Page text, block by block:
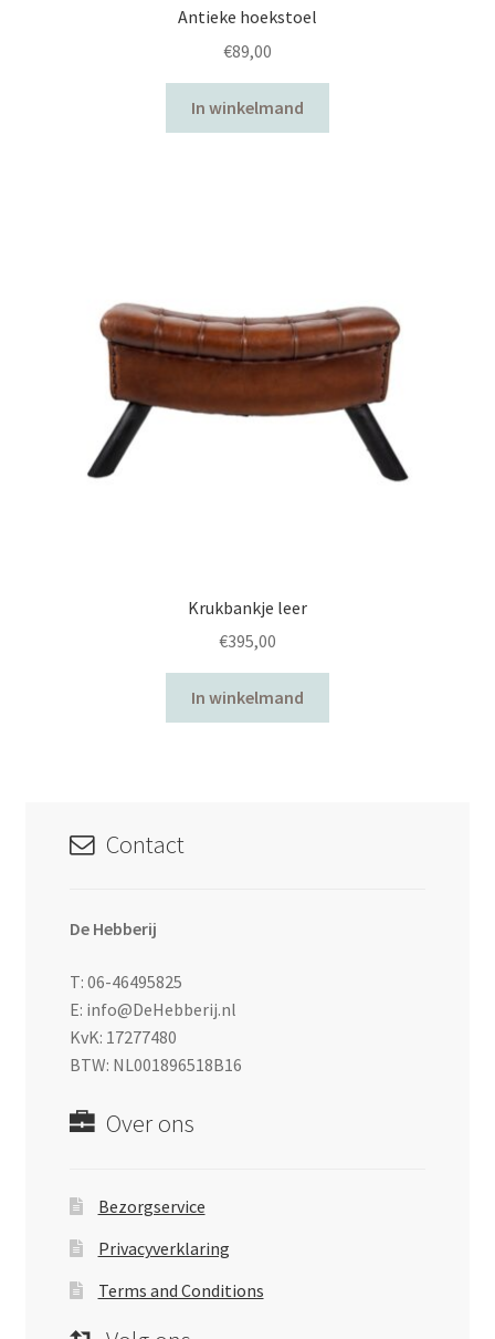
Antieke hoekstoel
€89,00
In winkelmand
Krukbankje leer
€395,00
In winkelmand
Contact
De Hebberij
T: 06-46495825
E: info@DeHebberij.nl
KvK: 17277480
BTW: NL001896518B16
Over ons
Bezorgservice
Privacyverklaring
Terms and Conditions